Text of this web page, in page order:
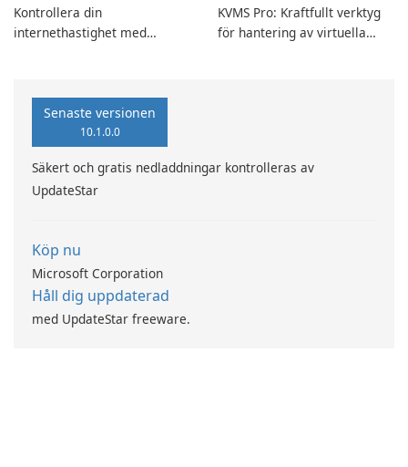
Kontrollera din
internethastighet med
KVMS Pro: Kraftfullt verktyg
för hantering av virtuella
Senaste versionen
10.1.0.0
Säkert och gratis nedladdningar kontrolleras av
UpdateStar
Köp nu
Microsoft Corporation
Håll dig uppdaterad
med UpdateStar freeware.